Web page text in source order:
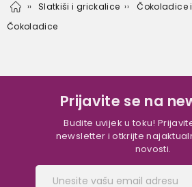
Slatkiši i grickalice
Čokoladice
Čokoladice
Prijavite se na
Budite uvijek u toku!
newsletter i otkrijte
novosti.